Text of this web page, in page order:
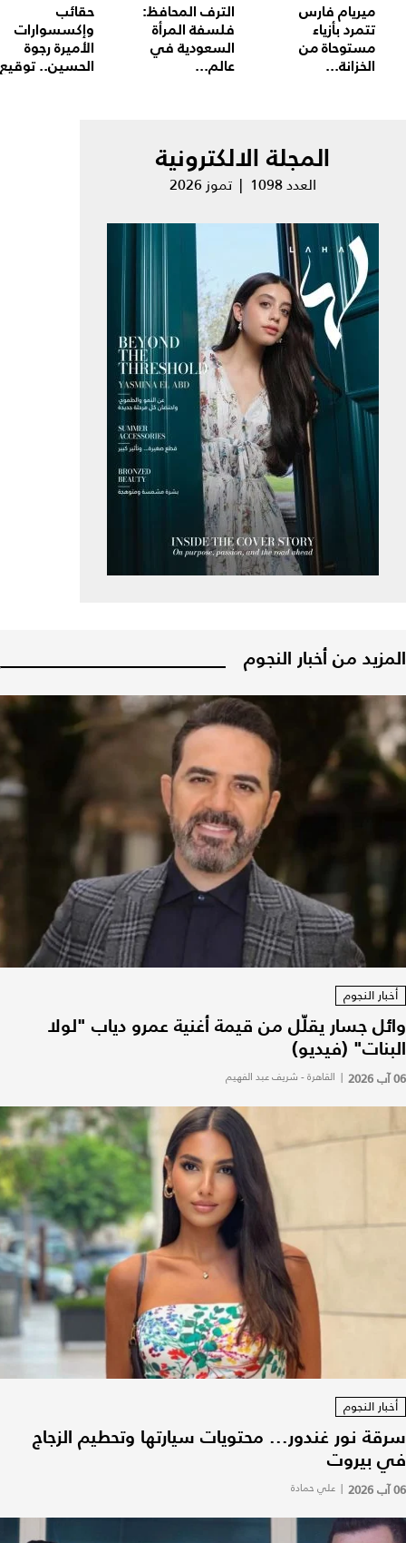
ميريام فارس
تتمرد بأزياء
مستوحاة من
الخزانة...
الترف المحافظ:
فلسفة المرأة
السعودية في
عالم...
حقائب
وإكسسوارات
الأميرة رجوة
الحسين..
المجلة الالكترونية
العدد 1098 | تموز 2026
المزيد من أخبار النجوم
أخبار النجوم
وائل جسار يقلّل من قيمة أغنية عمرو دياب "لولا
البنات" (فيديو)
06 آب 2026 | القاهرة - شريف عبد الفهيم
أخبار النجوم
سرقة نور غندور... محتويات سيارتها وتحطيم الزجاج
في بيروت
06 آب 2026 | علي حمادة